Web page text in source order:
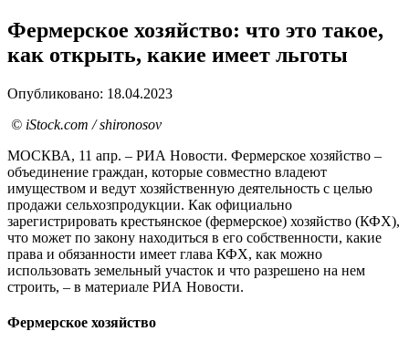
Фермерское хозяйство: что это такое,
как открыть, какие имеет льготы
Опубликовано: 18.04.2023
© iStock.com / shironosov
МОСКВА, 11 апр. – РИА Новости. Фермерское хозяйство –
объединение граждан, которые совместно владеют
имуществом и ведут хозяйственную деятельность с целью
продажи сельхозпродукции. Как официально
зарегистрировать крестьянское (фермерское) хозяйство (КФХ),
что может по закону находиться в его собственности, какие
права и обязанности имеет глава КФХ, как можно
использовать земельный участок и что разрешено на нем
строить, – в материале РИА Новости.
Фермерское хозяйство